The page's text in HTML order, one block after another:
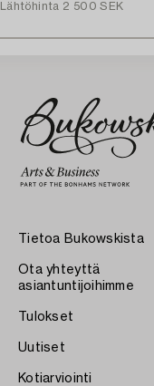
Lähtöhinta 2 500 SEK
Tietoa Bukowskista
Ota yhteyttä
asiantuntijoihimme
Tulokset
Uutiset
Kotiarviointi